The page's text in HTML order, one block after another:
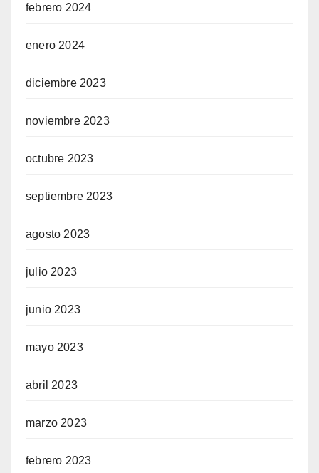
febrero 2024
enero 2024
diciembre 2023
noviembre 2023
octubre 2023
septiembre 2023
agosto 2023
julio 2023
junio 2023
mayo 2023
abril 2023
marzo 2023
febrero 2023